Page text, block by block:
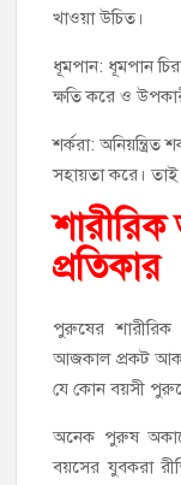
খাওয়া উচিত।
ধূমপান: ধূমপান
ক্ষতি করে ও
শর্করা: অনিয়ন্ত্রিত
সহায়তা করে। তাই
প্রতিকার
পুরুষের
আজকাল প্রকট
যে কোন বয়সী
অনেক পুরুষ
বয়সের যুবকরা